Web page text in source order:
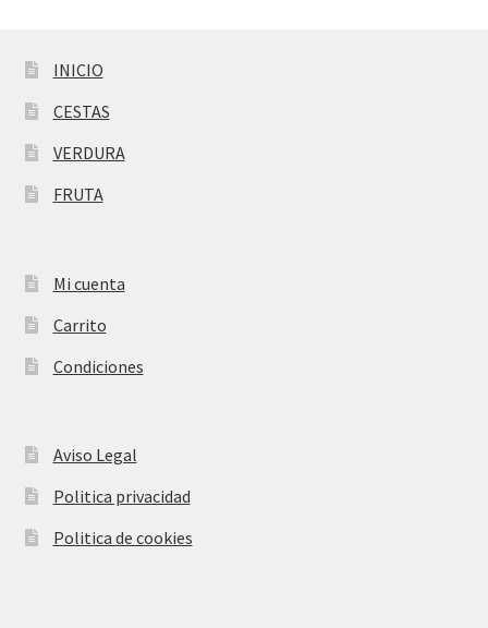
INICIO
CESTAS
VERDURA
FRUTA
Mi cuenta
Carrito
Condiciones
Aviso Legal
Politica privacidad
Politica de cookies